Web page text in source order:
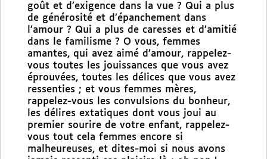
goût et d’exigence dans la vue ? Qui a plus
de générosité et d’épanchement dans
l’amour ? Qui a plus de caresses et d’amitié
dans le familisme ? O vous, femmes
amantes, qui avez aimé d’amour, rappelez-
vous toutes les jouissances que vous avez
éprouvées, toutes les délices que vous avez
ressenties ; et vous femmes mères,
rappelez-vous les convulsions du bonheur,
les délires extatiques dont vous joui au
premier sourire de votre enfant, rappelez-
vous tout cela femmes encore si
malheureuses, et dites-moi si nous avons